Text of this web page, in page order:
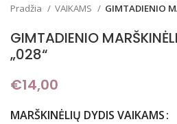
Pradžia VAIKAMS GIMTADIENIO
GIMTADIENIO
„028“
€14,00
MARŠKINĖLIŲ DYDIS VAIKAMS